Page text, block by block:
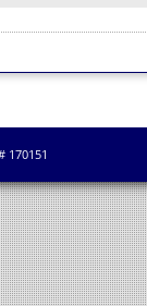
170151